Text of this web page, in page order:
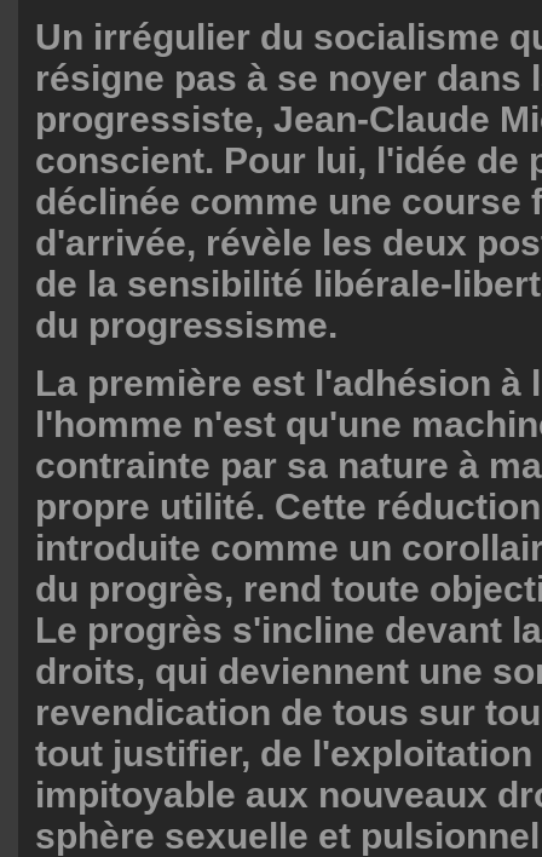
Un irrégulier du socialisme
résigne pas à se noyer dans
progressiste, Jean-Claude
conscient. Pour lui, l'idée de
déclinée comme une course
d'arrivée, révèle les deux
de la sensibilité libérale-
du progressisme.
La première est l'adhésion à
l'homme n'est qu'une
contrainte par sa nature à
propre utilité. Cette
introduite comme un
du progrès, rend toute
Le progrès s'incline devant
droits, qui deviennent une
revendication de tous sur
tout justifier, de l'exploitation
impitoyable aux nouveaux
sphère sexuelle et